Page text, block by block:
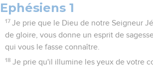
Ephésiens 1
17 Je prie que le Dieu de notre Seigneur
de gloire, vous donne un esprit de
qui vous le fasse connaître.
18 Je prie qu'il illumine les yeux de votre